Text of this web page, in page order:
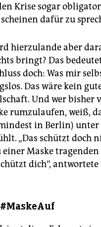
Krise sogar
dafür zu
hierzulande aber
bringt? Das
doch: Was mir
Das wäre kein
Und wer bisher
rumzulaufen, weiß,
in Berlin)
„Das schützt doch
einer Maske
dich“, antwortete